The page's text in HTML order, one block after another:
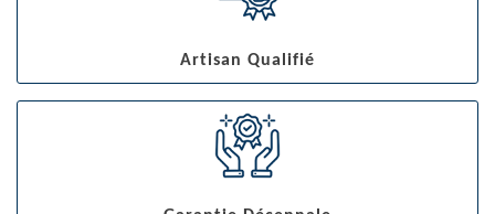
Artisan Qualifié